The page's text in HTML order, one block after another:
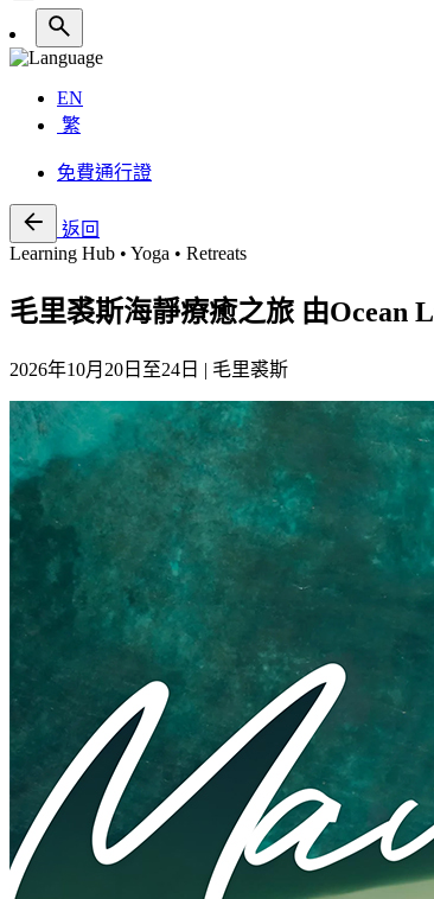
EN
繁
免費通行證
返回
Learning Hub • Yoga • Retreats
毛里裘斯海靜療癒之旅 由Ocean
2026年10月20日至24日 | 毛里裘斯